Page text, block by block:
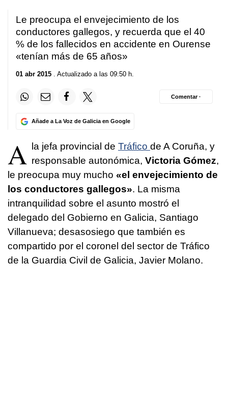
Le preocupa el envejecimiento de los
conductores gallegos, y recuerda que el 40
% de los fallecidos en accidente en Ourense
«tenían más de 65 años»
01 abr 2015 . Actualizado a las 09:50 h.
Añade a La Voz de Galicia en Google
Comentar ·
A la jefa provincial de Tráfico de A Coruña, y
responsable autonómica, Victoria Gómez,
le preocupa muy mucho «el envejecimiento de
los conductores gallegos». La misma
intranquilidad sobre el asunto mostró el
delegado del Gobierno en Galicia, Santiago
Villanueva; desasosiego que también es
compartido por el coronel del sector de Tráfico
de la Guardia Civil de Galicia, Javier Molano.